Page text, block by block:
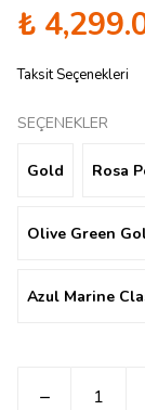
₺
Taksit Seçenekleri
SEÇENEKLER
Gold Rosa
Olive Green
Azul Marine